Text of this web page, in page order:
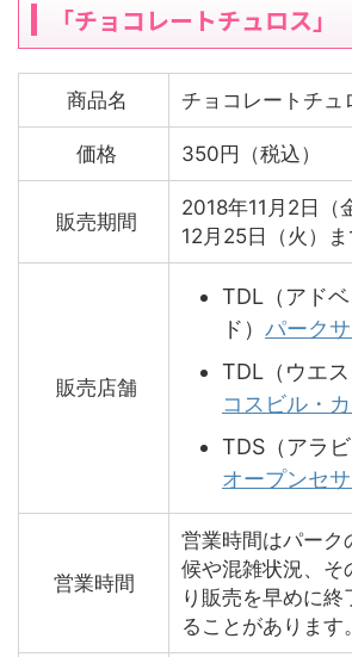
「チョコレートチュロス」
商品名 チョコレートチュ
価格 350円（税込）
販売期間
2018年11月2日（
12月25日（火）
販売店舗
TDL（アド
ド） パーク
TDL（ウエス
コスビル・
TDS（アラビ
オープンセサ
営業時間
営業時間はパーク
候や混雑状況、そ
り販売を早めに終
ることがあります。